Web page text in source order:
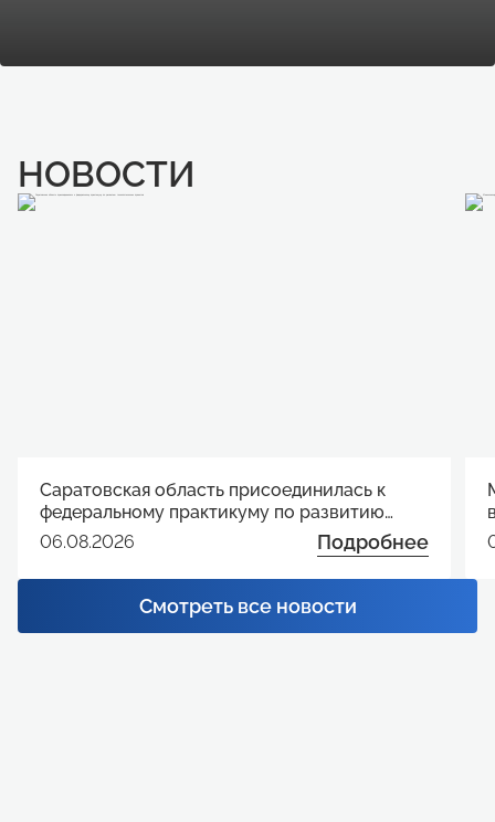
НОВОСТИ
Саратовская область присоединилась к
федеральному практикуму по развитию
технологических проектов
06.08.2026 Подробнее
Смотреть все новости